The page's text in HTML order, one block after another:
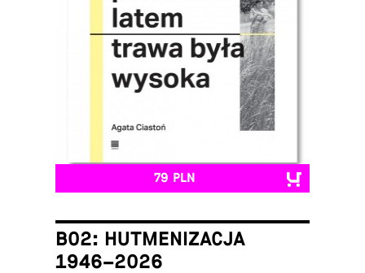
79 PLN
B02: HUTMENIZACJA
1946–2026